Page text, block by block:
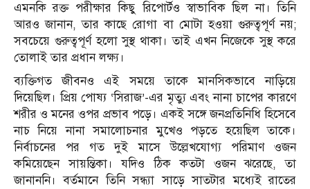
এমনকি রক্ত পরীক্ষার কিছু রিপোর্টও স্বাভাবিক ছিল না। তিনি
আরও জানান, তার কাছে রোগা বা মোটা হওয়া গুরুত্বপূর্ণ নয়;
সবচেয়ে গুরুত্বপূর্ণ হলো সুস্থ থাকা। তাই এখন নিজেকে সুস্থ করে
তোলাই তার প্রধান লক্ষ্য।
ব্যক্তিগত জীবনও এই সময়ে তাকে মানসিকভাবে নাড়িয়ে
দিয়েছিল। প্রিয় পোষ্য ‘সিরাজ’-এর মৃত্যু এবং নানা চাপের কারণে
শরীর ও মনের ওপর প্রভাব পড়ে। একই সঙ্গে জনপ্রতিনিধি হিসেবে
নাচ নিয়ে নানা সমালোচনার মুখেও পড়তে হয়েছিল তাকে।
নির্বাচনের পর গত দুই মাসে উল্লেখযোগ্য পরিমাণ ওজন
কমিয়েছেন সায়ন্তিকা। যদিও ঠিক কতটা ওজন ঝরেছে, তা
জানাননি। বর্তমানে তিনি সন্ধ্যা সাড়ে সাতটার মধ্যেই রাতের